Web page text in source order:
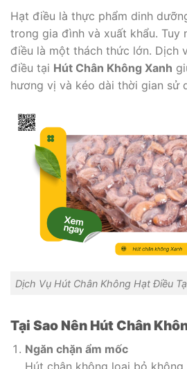
Hạt điều là thực phẩm dinh
trong gia đình và xuất khẩu. Tuy
điều là một thách thức lớn. Dịch
điều tại Hút Chân Không Xanh
hương vị và kéo dài thời gian sử
Dịch Vụ Hút Chân Không Hạt Điều
Tại Sao Nên Hút Chân
Ngăn chặn ẩm mốc
Hút chân không loại bỏ không